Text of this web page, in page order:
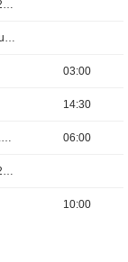
Publication des résultats - Q2 2026
Publication des résultats - Annuel 2026
03:00
14:30
Détachement de dividende - 0.33 SAR 06:00
Publication des résultats - Q2 2026
10:00